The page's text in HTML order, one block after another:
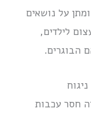
על נושאים
לילדים,
הבוגרים.
חסר עכבות